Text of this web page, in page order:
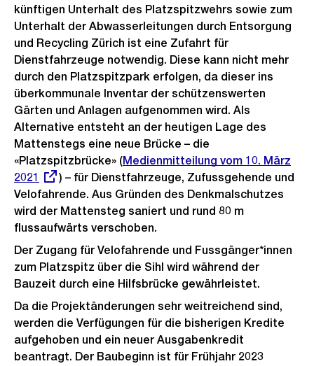
künftigen Unterhalt des Platzspitzwehrs sowie zum
Unterhalt der Abwasserleitungen durch Entsorgung
und Recycling Zürich ist eine Zufahrt für
Dienstfahrzeuge notwendig. Diese kann nicht mehr
durch den Platzspitzpark erfolgen, da dieser ins
überkommunale Inventar der schützenswerten
Gärten und Anlagen aufgenommen wird. Als
Alternative entsteht an der heutigen Lage des
Mattenstegs eine neue Brücke – die
«Platzspitzbrücke» (Externer
Link:
Medienmitteilung vom 10. März
2021
) – für Dienstfahrzeuge, Zufussgehende und
Velofahrende. Aus Gründen des Denkmalschutzes
wird der Mattensteg saniert und rund 80 m
flussaufwärts verschoben.
Der Zugang für Velofahrende und Fussgänger*innen
zum Platzspitz über die Sihl wird während der
Bauzeit durch eine Hilfsbrücke gewährleistet.
Da die Projektänderungen sehr weitreichend sind,
werden die Verfügungen für die bisherigen Kredite
aufgehoben und ein neuer Ausgabenkredit
beantragt. Der Baubeginn ist für Frühjahr 2023